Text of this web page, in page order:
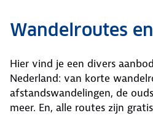
Wandelroutes
Hier vind je een divers
Nederland: van korte
afstandswandelingen, de
meer. En, alle routes zijn